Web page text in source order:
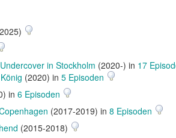
in Stockholm (2020-) in 17
(2020) in 5 Episoden
in 6 Episoden
(2017-2019) in 8 Episoden
(2015-2018)